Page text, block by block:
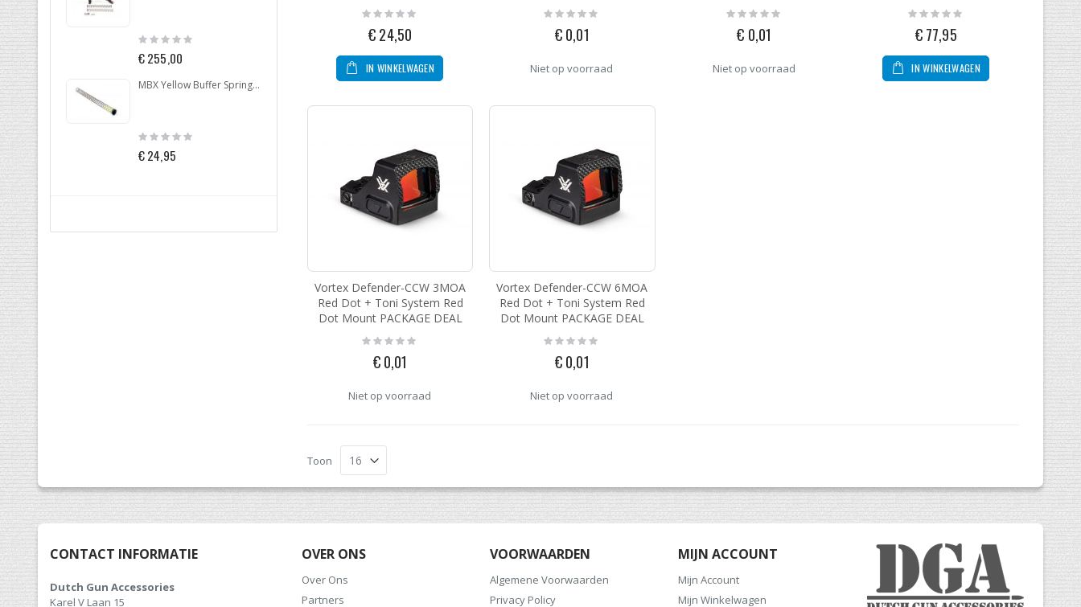
Rating:
0%
€ 24,50
IN WINKELWAGEN
Rating:
0%
€ 0,01
Niet op voorraad
Rating:
0%
€ 0,01
Niet op voorraad
Rating:
0%
€ 77,95
IN WINKELWAGEN
Vortex Defender-CCW 3MOA
Red Dot + Toni System Red
Dot Mount PACKAGE DEAL
Rating:
0%
€ 0,01
Niet op voorraad
Vortex Defender-CCW 6MOA
Red Dot + Toni System Red
Dot Mount PACKAGE DEAL
Rating:
0%
€ 0,01
Niet op voorraad
Toon
Rating:
€ 255,00
MBX Yellow Buffer Spring With Buffer Pad
Rating:
0%
€ 24,95
€ 249,00
CONTACT INFORMATIE
Dutch Gun Accessories
Karel V Laan 15
OVER ONS
Over Ons
Partners
VOORWAARDEN
Algemene Voorwaarden
Privacy Policy
MIJN ACCOUNT
Mijn Account
Mijn Winkelwagen